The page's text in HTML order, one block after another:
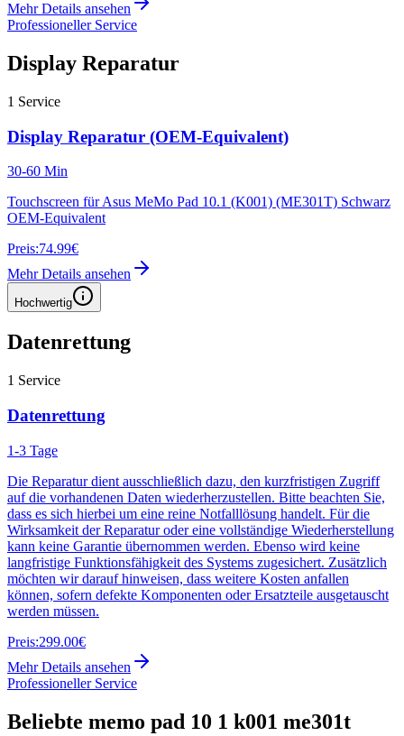
Mehr Details ansehen
Professioneller Service
Display Reparatur
1 Service
Display Reparatur (OEM-Equivalent)
30-60 Min
Touchscreen für Asus MeMo Pad 10.1 (K001) (ME301T) Schwarz
OEM-Equivalent
Preis:74.99€
Mehr Details ansehen
Hochwertig
Datenrettung
1 Service
Datenrettung
1-3 Tage
Die Reparatur dient ausschließlich dazu, den kurzfristigen Zugriff
auf die vorhandenen Daten wiederherzustellen. Bitte beachten Sie,
dass es sich hierbei um eine reine Notfalllösung handelt. Für die
Wirksamkeit der Reparatur oder eine vollständige Wiederherstellung
kann keine Garantie übernommen werden. Ebenso wird keine
langfristige Funktionsfähigkeit des Systems zugesichert. Zusätzlich
möchten wir darauf hinweisen, dass weitere Kosten anfallen
können, sofern defekte Komponenten oder Ersatzteile ausgetauscht
werden müssen.
Preis:299.00€
Mehr Details ansehen
Professioneller Service
Beliebte memo pad 10 1 k001 me301t